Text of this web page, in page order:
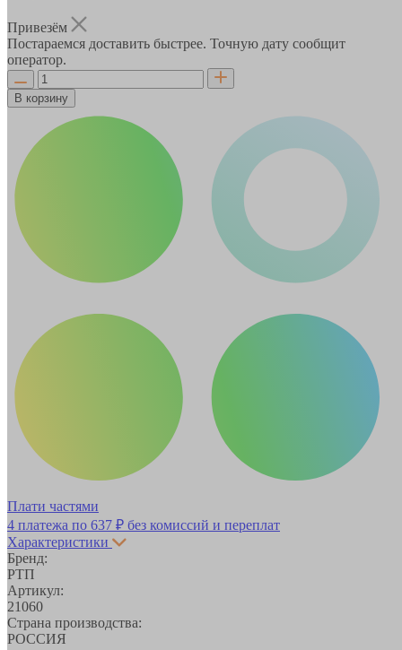
Привезём
Постараемся доставить быстрее. Точную дату сообщит
оператор.
В корзину
Плати частями
4 платежа по 637 ₽ без комиссий и переплат
Характеристики
Бренд:
РТП
Артикул:
21060
Страна производства:
РОССИЯ